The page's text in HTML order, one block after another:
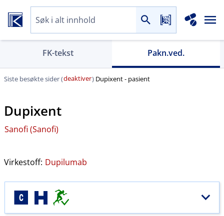
FK-tekst Pakn.ved.
Siste besøkte sider (deaktiver) Dupixent - pasient
Dupixent
Sanofi (Sanofi)
Virkestoff: Dupilumab